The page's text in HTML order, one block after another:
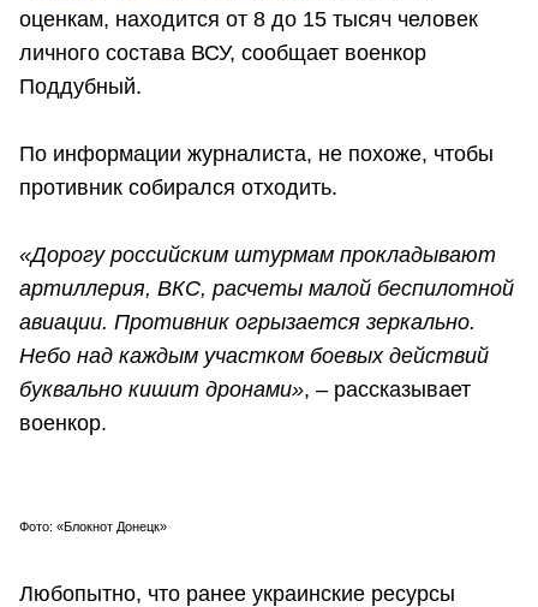
оценкам, находится от 8 до 15 тысяч человек
личного состава ВСУ, сообщает военкор
Поддубный.
По информации журналиста, не похоже, чтобы
противник собирался отходить.
«Дорогу российским штурмам прокладывают
артиллерия, ВКС, расчеты малой беспилотной
авиации. Противник огрызается зеркально.
Небо над каждым участком боевых действий
буквально кишит дронами», – рассказывает
военкор.
Фото: «Блокнот Донецк»
Любопытно, что ранее украинские ресурсы